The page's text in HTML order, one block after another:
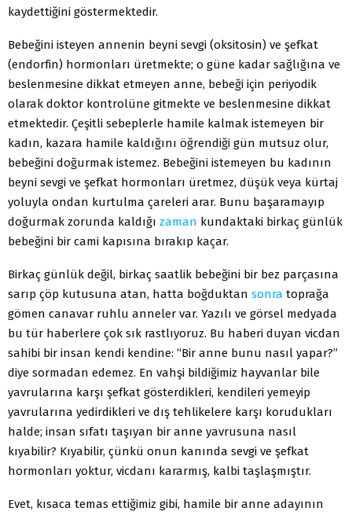
kaydettiğini göstermektedir.
Bebeğini isteyen annenin beyni sevgi (oksitosin) ve şefkat
(endorfin) hormonları üretmekte; o güne kadar sağlığına ve
beslenmesine dikkat etmeyen anne, bebeği için periyodik
olarak doktor kontrolüne gitmekte ve beslenmesine dikkat
etmektedir. Çeşitli sebeplerle hamile kalmak istemeyen bir
kadın, kazara hamile kaldığını öğrendiği gün mutsuz olur,
bebeğini doğurmak istemez. Bebeğini istemeyen bu kadının
beyni sevgi ve şefkat hormonları üretmez, düşük veya kürtaj
yoluyla ondan kurtulma çareleri arar. Bunu başaramayıp
doğurmak zorunda kaldığı zaman kundaktaki birkaç günlük
bebeğini bir cami kapısına bırakıp kaçar.
Birkaç günlük değil, birkaç saatlik bebeğini bir bez parçasına
sarıp çöp kutusuna atan, hatta boğduktan sonra toprağa
gömen canavar ruhlu anneler var. Yazılı ve görsel medyada
bu tür haberlere çok sık rastlıyoruz. Bu haberi duyan vicdan
sahibi bir insan kendi kendine: “Bir anne bunu nasıl yapar?”
diye sormadan edemez. En vahşi bildiğimiz hayvanlar bile
yavrularına karşı şefkat gösterdikleri, kendileri yemeyip
yavrularına yedirdikleri ve dış tehlikelere karşı korudukları
halde; insan sıfatı taşıyan bir anne yavrusuna nasıl
kıyabilir? Kıyabilir, çünkü onun kanında sevgi ve şefkat
hormonları yoktur, vicdanı kararmış, kalbi taşlaşmıştır.
Evet, kısaca temas ettiğimiz gibi, hamile bir anne adayının